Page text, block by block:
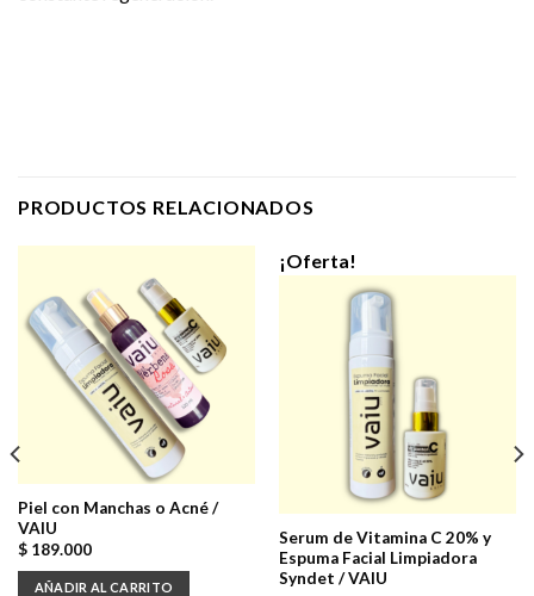
PRODUCTOS RELACIONADOS
Piel con Manchas o Acné /
VAIU
$189.000
AÑADIR AL CARRITO
¡Oferta!
Serum de Vitamina C 20% y
Espuma Facial Limpiadora
Syndet / VAIU